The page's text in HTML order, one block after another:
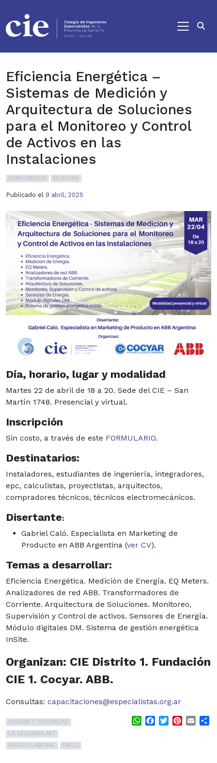
Eficiencia Energética –
Sistemas de Medición y
Arquitectura de Soluciones
para el Monitoreo y Control
de Activos en las
Instalaciones
CAPACITACIÓN NOTICIAS
Publicado el 9 abril, 2025
Día, horario, lugar y modalidad
Martes 22 de abril de 18 a 20. Sede del CIE – San
Martín 1748. Presencial y virtual.
Inscripción
Sin costo, a través de este FORMULARIO.
Destinatarios:
Instaladores, estudiantes de ingeniería, integradores,
epc, calculistas, proyectistas, arquitectos,
compradores técnicos, técnicos electromecánicos.
Disertante:
Gabriel Caló. Especialista en Marketing de
Producto en ABB Argentina (ver CV).
Temas a desarrollar:
Eficiencia Energética. Medición de Energía. EQ Meters.
Analizadores de red ABB. Transformadores de
Corriente. Arquitectura de Soluciones. Monitoreo,
Supervisión y Control de activos. Sensores de Energía.
Módulo digitales DM. Sistema de gestión energética
InSite.
Organizan: CIE Distrito 1. Fundación
CIE 1. Cocyar. ABB.
Consultas: capacitaciones@especialistas.org.ar
HIGIENE Y SEGURIDAD
LA SEGUNDA ART
RIESGO LABORAL
UIFLO
WhatsApp
Facebook
TwitterPinterest
Email